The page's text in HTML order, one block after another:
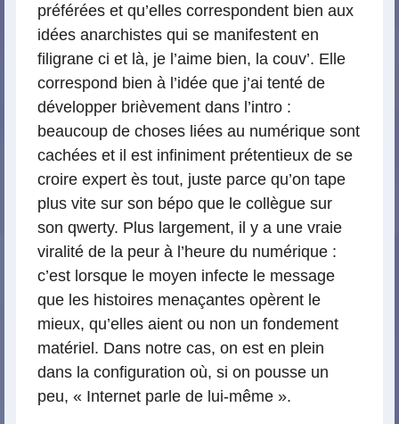
préférées et qu’elles correspondent bien aux
idées anarchistes qui se manifestent en
filigrane ci et là, je l’aime bien, la couv’. Elle
correspond bien à l’idée que j’ai tenté de
développer brièvement dans l’intro :
beaucoup de choses liées au numérique sont
cachées et il est infiniment prétentieux de se
croire expert ès tout, juste parce qu’on tape
plus vite sur son bépo que le collègue sur
son qwerty. Plus largement, il y a une vraie
viralité de la peur à l’heure du numérique :
c’est lorsque le moyen infecte le message
que les histoires menaçantes opèrent le
mieux, qu’elles aient ou non un fondement
matériel. Dans notre cas, on est en plein
dans la configuration où, si on pousse un
peu, « Internet parle de lui-même ».